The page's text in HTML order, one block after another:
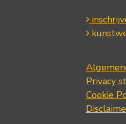
Privacy
Cookie